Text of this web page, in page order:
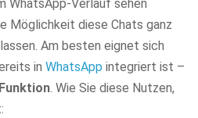
WhatsApp-Verlauf sehen
Möglichkeit diese Chats ganz
Am besten eignet sich
in WhatsApp integriert ist –
. Wie Sie diese Nutzen,